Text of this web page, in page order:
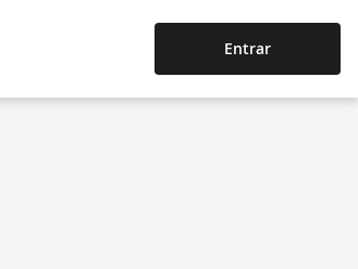
Entrar